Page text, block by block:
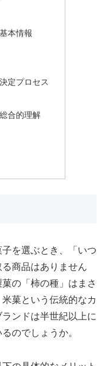
本情報
定プロセス
合的理解
を選ぶとき、「いつ
商品はありません
の「柿の種」はまさ
菓という伝統的なカ
ンドは半世紀以上に
のでしょうか。